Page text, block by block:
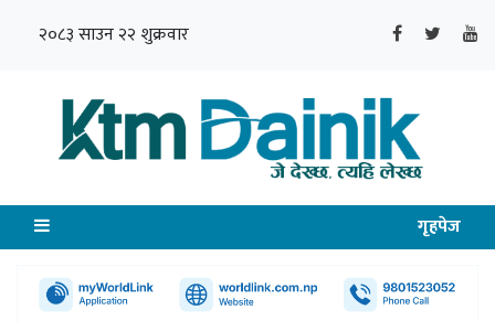
२०८३ साउन २२ शुक्रवार
गृहपेज